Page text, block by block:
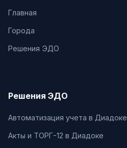
Главная
Города
Решения ЭДО
Решения ЭДО
Автоматизация учета в Диадоке
Акты и ТОРГ-12 в Диадоке